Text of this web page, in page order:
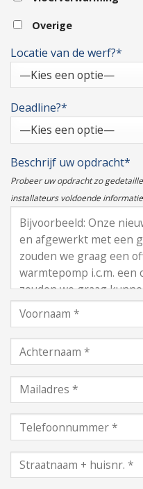
Overige
Locatie van de werf?*
Deadline?*
Beschrijf uw opdracht*
Probeer uw opdracht zo
installateurs voldoende